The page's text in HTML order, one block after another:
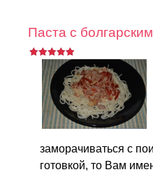
Паста с
заморачиваться с
готовкой, то Вам